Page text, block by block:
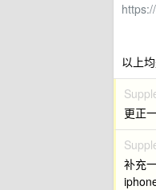
以上
更正
补充